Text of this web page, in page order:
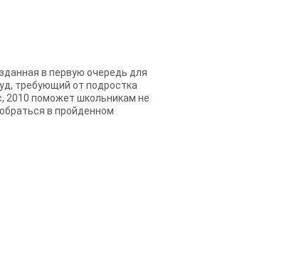
в первую очередь для
требующий от подростка
2010 поможет школьникам не
в пройденном